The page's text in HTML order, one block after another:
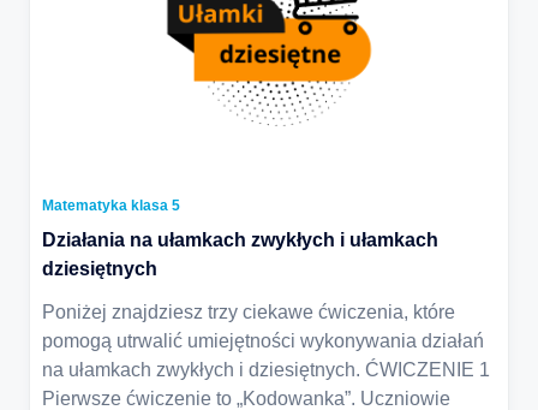
Matematyka klasa 5
Działania na ułamkach zwykłych i ułamkach
dziesiętnych
Poniżej znajdziesz trzy ciekawe ćwiczenia, które
pomogą utrwalić umiejętności wykonywania działań
na ułamkach zwykłych i dziesiętnych. ĆWICZENIE 1
Pierwsze ćwiczenie to „Kodowanka”. Uczniowie